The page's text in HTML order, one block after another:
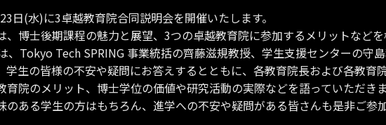
日(水)に3卓越教育院合同説明会を開催いたします。
、博士後期課程の魅力と展望、3つの卓越教育院に参加するメリットなど
、Tokyo Tech SPRING 事業統括の齊藤滋規教授、学生支援センターの守
学生の皆様の不安や疑問にお答えするとともに、各教育院長および各教育
育院のメリット、博士学位の価値や研究活動の実際などを語っていただき
のある学生の方はもちろん、進学への不安や疑問がある皆さんも是非ご参